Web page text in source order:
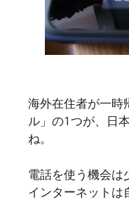
海外在住者が一時
ル」の1つが、日
ね。
電話を使う機会は
インターネットは